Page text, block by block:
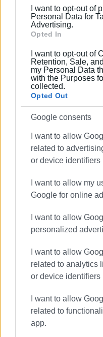
section.
I want to opt-out of
Personal Data for
Advertising.
Opted In
I want to opt-out of
Retention, Sale,
my Personal Data
with the Purposes
collected.
Opted Out
Google consents
I want to allow
related to
or device identifiers
I want to allow my
Google for online
I want to allow
personalized
I want to allow
related to analytics
or device identifiers
I want to allow
related to
app.
Channel (στα πρώτα
Start TV, συνολικά 15
Ακολουθήστε το